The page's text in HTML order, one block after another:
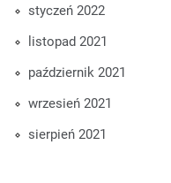
styczeń 2022
listopad 2021
październik 2021
wrzesień 2021
sierpień 2021